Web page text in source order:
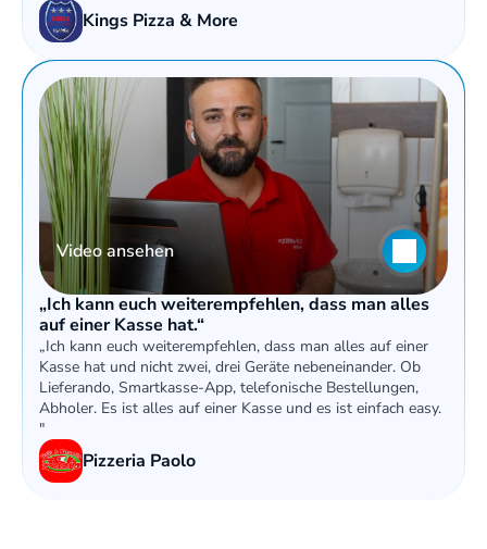
Kings Pizza & More
Video ansehen
„Ich kann euch weiterempfehlen, dass man alles
auf einer Kasse hat.“
„Ich kann euch weiterempfehlen, dass man alles auf einer
Kasse hat und nicht zwei, drei Geräte nebeneinander. Ob
Lieferando, Smartkasse-App, telefonische Bestellungen,
Abholer. Es ist alles auf einer Kasse und es ist einfach easy.
"
Pizzeria Paolo